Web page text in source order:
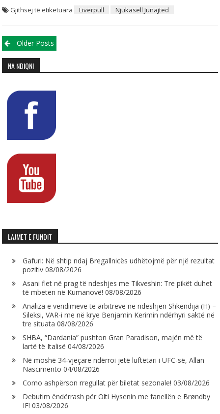
Gjithsej të etiketuara Liverpull Njukasell Junajted
Posts navigation
Older Posts
NA NDIQNI
LAJMET E FUNDIT
Gafuri: Në shtip ndaj Bregallnicës udhëtojmë për një rezultat
pozitiv 08/08/2026
Asani flet në prag të ndeshjes me Tikveshin: Tre pikët duhet
të mbeten në Kumanovë! 08/08/2026
Analiza e vendimeve të arbitrëve në ndeshjen Shkëndija (H) –
Sileksi, VAR-i me në krye Benjamin Kerimin ndërhyri saktë në
tre situata 08/08/2026
SHBA, “Dardania” pushton Gran Paradison, majën më të
lartë të Italisë 04/08/2026
Në moshë 34-vjeçare ndërroi jetë luftëtari i UFC-së, Allan
Nascimento 04/08/2026
Como ashpërson rregullat për biletat sezonale! 03/08/2026
Debutim ëndërrash për Olti Hysenin me fanellën e Brøndby
IF! 03/08/2026